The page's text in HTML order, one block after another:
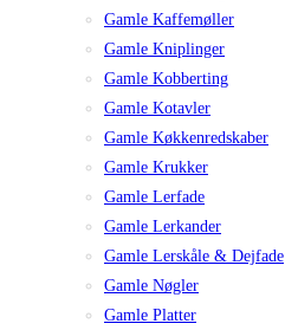
Gamle Kaffemøller
Gamle Kniplinger
Gamle Kobberting
Gamle Kotavler
Gamle Køkkenredskaber
Gamle Krukker
Gamle Lerfade
Gamle Lerkander
Gamle Lerskåle & Dejfade
Gamle Nøgler
Gamle Platter